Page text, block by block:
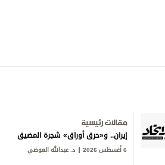
مقالات رئيسية
إيران.. و«حرق أوراق» شجرة المضيق
6 أغسطس 2026 د. عبدالله العوضي